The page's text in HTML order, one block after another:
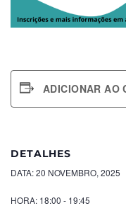
ADICIONAR AO
DETALHES
DATA:20 NOVEMBRO, 2025
HORA: 18:00 - 19:45